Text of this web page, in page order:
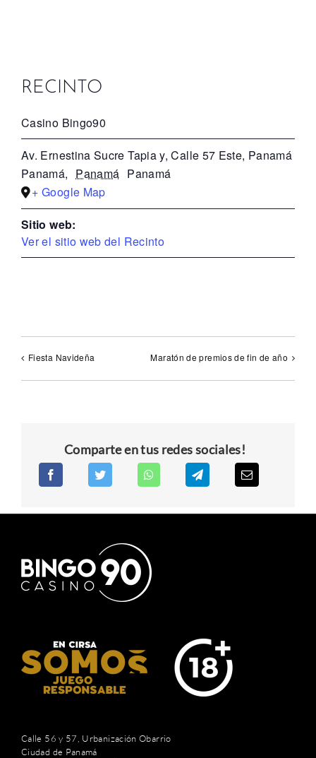
RECINTO
Casino Bingo90
Av. Ernestina Sucre Tapia y, Calle 57 Este, Panamá
Panamá, Panamá Panamá
+ Google Map
Sitio web:
Ver el sitio web del Recinto
Fiesta Navideña Maratón de premios de fin de año
Comparte en tus redes sociales!
Calle 56 y 57, Urbanización Obarrio
Ciudad de Panamá